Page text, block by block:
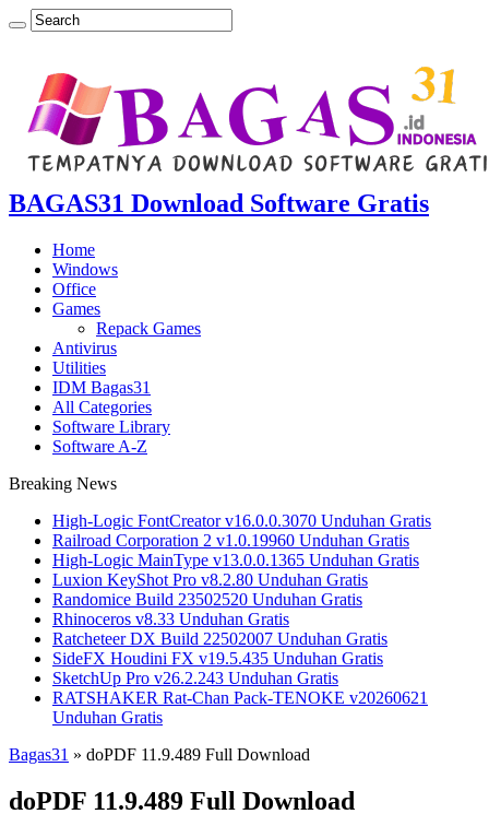
BAGAS31 Download Software Gratis
Home
Windows
Office
Games
Repack Games
Antivirus
Utilities
IDM Bagas31
All Categories
Software Library
Software A-Z
Breaking News
High-Logic FontCreator v16.0.0.3070 Unduhan Gratis
Railroad Corporation 2 v1.0.19960 Unduhan Gratis
High-Logic MainType v13.0.0.1365 Unduhan Gratis
Luxion KeyShot Pro v8.2.80 Unduhan Gratis
Randomice Build 23502520 Unduhan Gratis
Rhinoceros v8.33 Unduhan Gratis
Ratcheteer DX Build 22502007 Unduhan Gratis
SideFX Houdini FX v19.5.435 Unduhan Gratis
SketchUp Pro v26.2.243 Unduhan Gratis
RATSHAKER Rat-Chan Pack-TENOKE v20260621
Unduhan Gratis
Bagas31 » doPDF 11.9.489 Full Download
doPDF 11.9.489 Full Download